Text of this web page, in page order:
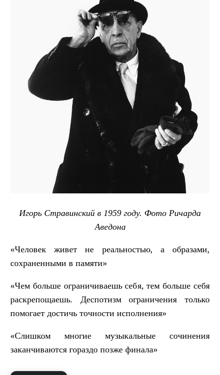
Игорь Стравинский в 1959 году. Фото Ричарда
Аведона
«Человек живет не реальностью, а образами,
сохраненными в памяти»
«Чем больше ограничиваешь себя, тем больше себя
раскрепощаешь. Деспотизм ограничения только
помогает достичь точности исполнения»
«Слишком многие музыкальные сочинения
заканчиваются гораздо позже финала»